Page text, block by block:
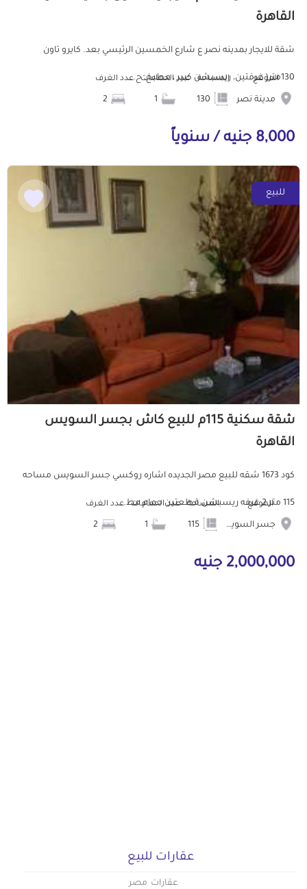
القاهرة
شقة للايجار بمدينه نصر ع شارع الخمسين الرئيسي بعد. كايرو تاون
130متر( غرفتين، ريسبشن كبير ، مطبخ، ح... الموقع
مدينة نصر
المساحة عدد الحمامات عدد الغرف
8,000 جنيه / سنوياً
للبيع
شقة سكنية 115م للبيع كاش بجسر السويس
القاهرة
كود 1673 شقه للبيع مصر الجديده اشاره روكسي جسر السويس مساحه
115 متر 2 غرفه ريسبشن قطعتين حمام مط... الموقع
جسر السويس
المساحة عدد الحمامات عدد الغرف
2,000,000 جنيه
عقارات للبيع
عقارات مصر